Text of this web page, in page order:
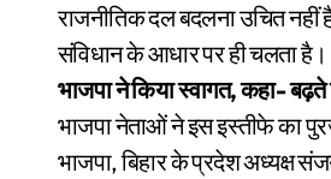
राजनीतिक दल बदलना उचित नहीं
संविधान के आधार पर ही चलता है।
भाजपा ने किया स्वागत, कहा- बढ़ते
भाजपा नेताओं ने इस इस्तीफे का
भाजपा, बिहार के प्रदेश अध्यक्ष